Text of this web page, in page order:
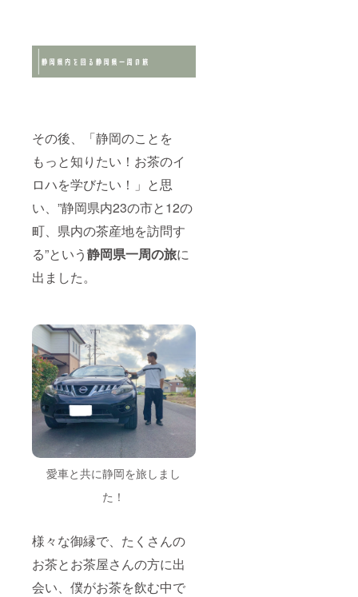
その後、「静岡のことを
もっと知りたい！お茶のイ
ロハを学びたい！」と思
い、”静岡県内23の市と12の
町、県内の茶産地を訪問す
る”という静岡県一周の旅に
出ました。
愛車と共に静岡を旅しまし
た！
様々な御縁で、たくさんの
お茶とお茶屋さんの方に出
会い、僕がお茶を飲む中で